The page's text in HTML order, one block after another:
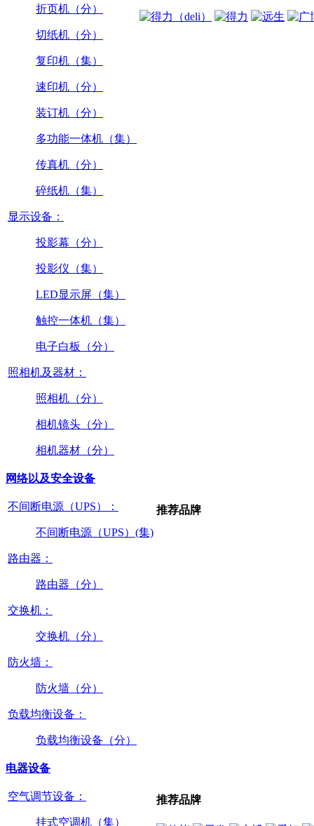
折页机（分）
切纸机（分）
复印机（集）
速印机（分）
装订机（分）
多功能一体机（集）
传真机（分）
碎纸机（集）
显示设备：
投影幕（分）
投影仪（集）
LED显示屏（集）
触控一体机（集）
电子白板（分）
照相机及器材：
照相机（分）
相机镜头（分）
相机器材（分）
网络以及安全设备
不间断电源（UPS）：
不间断电源（UPS）(集)
路由器：
路由器（分）
交换机：
交换机（分）
防火墙：
防火墙（分）
负载均衡设备：
负载均衡设备（分）
推荐品牌
电器设备
空气调节设备：
挂式空调机（集）
推荐品牌